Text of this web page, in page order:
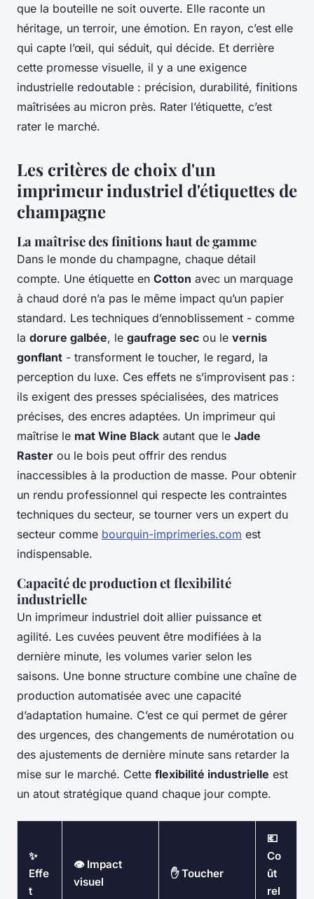
que la bouteille ne soit ouverte. Elle raconte un
héritage, un terroir, une émotion. En rayon, c’est elle
qui capte l’œil, qui séduit, qui décide. Et derrière
cette promesse visuelle, il y a une exigence
industrielle redoutable : précision, durabilité, finitions
maîtrisées au micron près. Rater l’étiquette, c’est
rater le marché.
Les critères de choix d'un
imprimeur industriel d'étiquettes de
champagne
La maîtrise des finitions haut de gamme
Dans le monde du champagne, chaque détail
compte. Une étiquette en Cotton avec un marquage
à chaud doré n’a pas le même impact qu’un papier
standard. Les techniques d’ennoblissement - comme
la dorure galbée, le gaufrage sec ou le vernis
gonflant - transforment le toucher, le regard, la
perception du luxe. Ces effets ne s’improvisent pas :
ils exigent des presses spécialisées, des matrices
précises, des encres adaptées. Un imprimeur qui
maîtrise le mat Wine Black autant que le Jade
Raster ou le bois peut offrir des rendus
inaccessibles à la production de masse. Pour obtenir
un rendu professionnel qui respecte les contraintes
techniques du secteur, se tourner vers un expert du
secteur comme bourquin-imprimeries.com est
indispensable.
Capacité de production et flexibilité
industrielle
Un imprimeur industriel doit allier puissance et
agilité. Les cuvées peuvent être modifiées à la
dernière minute, les volumes varier selon les
saisons. Une bonne structure combine une chaîne de
production automatisée avec une capacité
d’adaptation humaine. C’est ce qui permet de gérer
des urgences, des changements de numérotation ou
des ajustements de dernière minute sans retarder la
mise sur le marché. Cette flexibilité industrielle est
un atout stratégique quand chaque jour compte.
✨
Effe
t
👁 Impact
visuel
✋ Toucher
💶
Co
ût
rel